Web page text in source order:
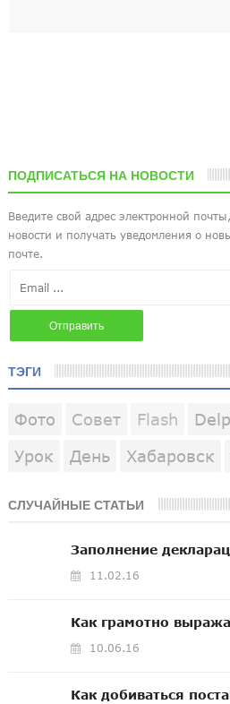
ПОДПИСАТЬСЯ НА НОВОСТИ
ТЭГИ
Фото Совет Flash
Урок
День Хабаровск
СЛУЧАЙНЫЕ СТАТЬИ
Заполнение
11.02.16
Как грамотно
10.06.16
Как добиваться